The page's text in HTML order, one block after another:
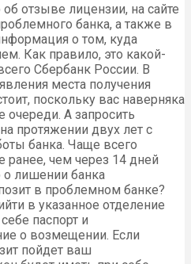
отзыве лицензии, на сайте
банка, а также в
о том, куда
Как правило, это какой-
Сбербанк России. В
места получения
поскольку вас наверняка
А запросить
протяжении двух лет с
банка. Чаще всего
ранее, чем через 14 дней
о лишении банка
в проблемном банке?
в указанное отделение
паспорт и
о возмещении. Если
пойдет ваш